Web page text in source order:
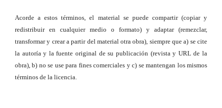
Acorde a estos términos, el material se puede compartir (copiar y
redistribuir en cualquier medio o formato) y adaptar (remezclar,
transformar y crear a partir del material otra obra), siempre que a) se cite
la autoría y la fuente original de su publicación (revista y URL de la
obra), b) no se use para fines comerciales y c) se mantengan los mismos
términos de la licencia.